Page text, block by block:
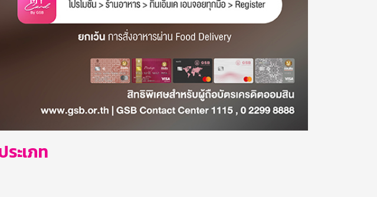
ะเภท